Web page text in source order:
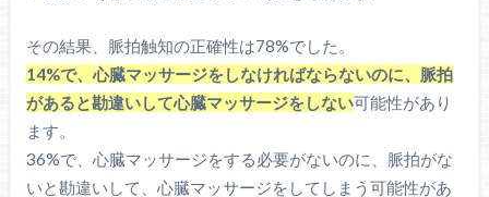
その結果、脈拍触知の正確性は78%でした。
14%で、心臓マッサージをしなければならないのに、脈拍
があると勘違いして心臓マッサージをしない可能性があり
ます。
36%で、心臓マッサージをする必要がないのに、脈拍がな
いと勘違いして、心臓マッサージをしてしまう可能性があ